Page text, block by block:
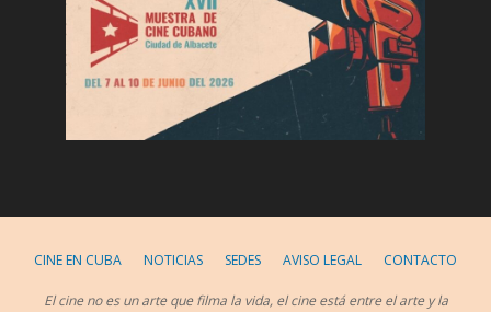
CINE EN CUBA NOTICIAS SEDES AVISO LEGAL CONTACTO
El cine no es un arte que filma la vida, el cine está entre el arte y la